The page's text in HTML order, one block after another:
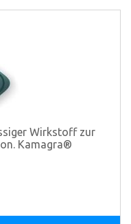
Wirkstoff zur
Kamagra®